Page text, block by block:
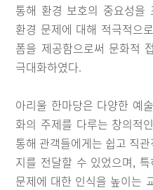
통해 환경 보호의 중요성을
환경 문제에 대해 적극적으
폼을 제공함으로써 문화적
극대화하였다.
아리울 한마당은 다양한 예
화의 주제를 다루는 창의적
통해 관객들에게는 쉽고 직
지를 전달할 수 있었으며,
문제에 대한 인식을 높이는